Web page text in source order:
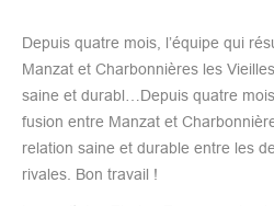
Depuis quatre mois, l’équipe qui
Manzat et Charbonnières les
saine et durabl…Depuis quatre
fusion entre Manzat et
relation saine et durable entre les
rivales. Bon travail !